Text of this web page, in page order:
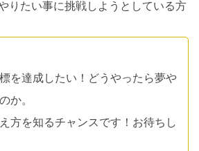
りたい事に挑戦しようとしている方
を達成したい！どうやったら夢や
か。
方を知るチャンスです！お待ちし